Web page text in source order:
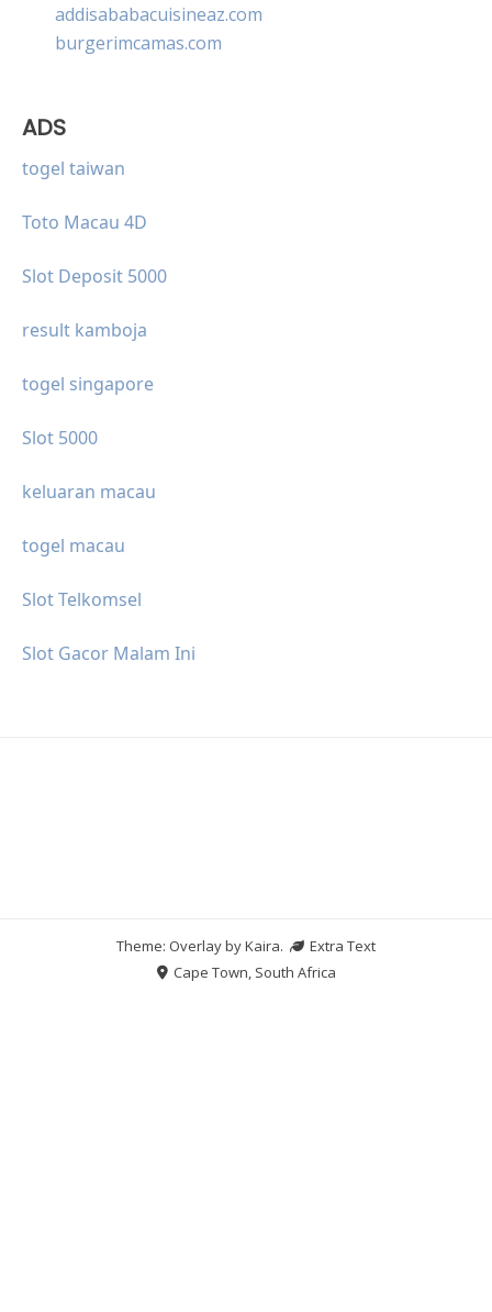
addisababacuisineaz.com
burgerimcamas.com
ADS
togel taiwan
Toto Macau 4D
Slot Deposit 5000
result kamboja
togel singapore
Slot 5000
keluaran macau
togel macau
Slot Telkomsel
Slot Gacor Malam Ini
Theme: Overlay byKaira.
Extra Text
Cape Town, South Africa